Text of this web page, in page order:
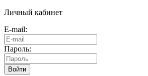
Личный кабинет
E-mail:
Пароль:
Войти